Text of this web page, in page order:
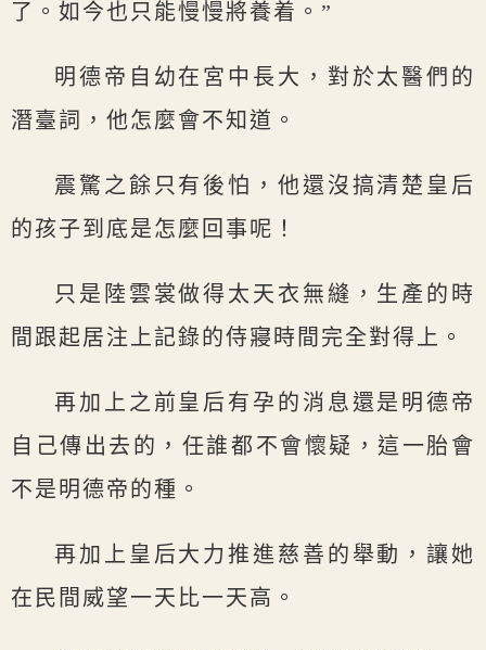
了。如今也只能慢慢將養着。”
明德帝自幼在宮中長大，對於太醫們的
潛臺詞，他怎麼會不知道。
震驚之餘只有後怕，他還沒搞清楚皇后
的孩子到底是怎麼回事呢！
只是陸雲裳做得太天衣無縫，生產的時
間跟起居注上記錄的侍寢時間完全對得上。
再加上之前皇后有孕的消息還是明德帝
自己傳出去的，任誰都不會懷疑，這一胎會
不是明德帝的種。
再加上皇后大力推進慈善的舉動，讓她
在民間威望一天比一天高。